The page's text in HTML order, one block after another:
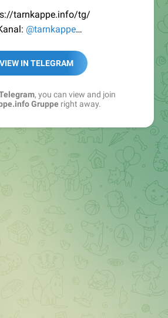
tarnkappe.info/tg/
@tarnkappe
of:@bestoftarnkappe
t.me/+WSW5F1VcmhliMjk6
VIEW IN TELEGRAM
, you can view and join
Grupperight away.